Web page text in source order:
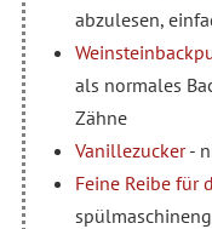
abzulesen,
als normales
Zähne
Vanillezucker-
Feine Reibe für